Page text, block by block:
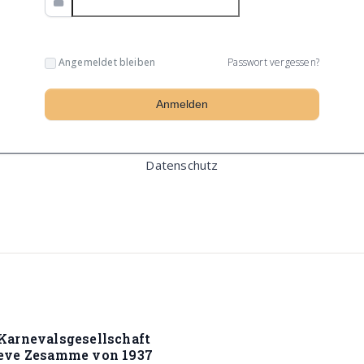
Angemeldet bleiben Passwort vergessen?
Datenschutz
Zesamme von 1937